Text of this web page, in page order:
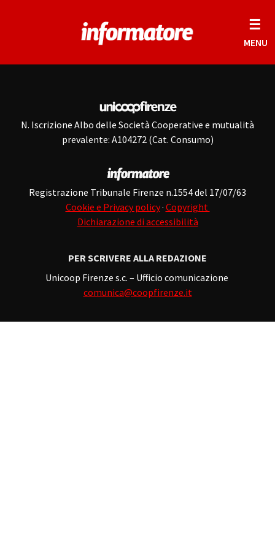
☰
MENU
N. Iscrizione Albo delle Società Cooperative e mutualità
prevalente: A104272 (Cat. Consumo)
Registrazione Tribunale Firenze n.1554 del 17/07/63
Cookie e Privacy policy· Copyright
Dichiarazione di accessibilità
PER SCRIVERE ALLA REDAZIONE
Unicoop Firenze s.c. – Ufficio comunicazione
comunica@coopfirenze.it